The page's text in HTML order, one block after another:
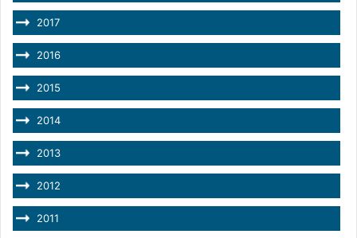
2017
2016
2015
2014
2013
2012
2011